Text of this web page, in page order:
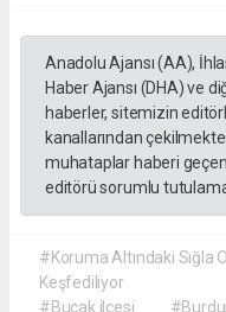
Anadolu Ajansı (AA),
Haber Ajansı (DHA) ve
haberler, sitemizin
kanallarından
muhataplar haberi
editörü sorumlu
#Koruma Altındaki Sığla
Keşfediliyor
#Bucak ilçesi